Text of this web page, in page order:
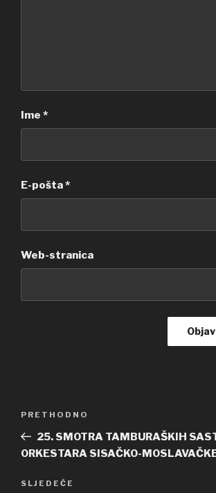
Ime *
E-pošta*
Web-stranica
Prethodna
objava
PRETHODNO
25. SMOTRA TAMBURAŠKIH
ORKESTARA SISAČKO-
Sljedeća
SLJEDEĆE